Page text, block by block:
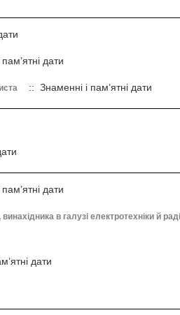
дати
:: Знаменні і пам’ятні дати
дати
в галузі електротехніки й
дати